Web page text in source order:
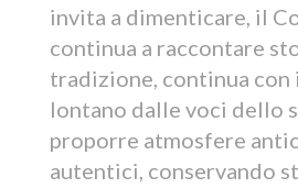
invita a dimenticare, il
continua a raccontare
tradizione, continua
lontano dalle voci dello
proporre atmosfere
autentici, conservando